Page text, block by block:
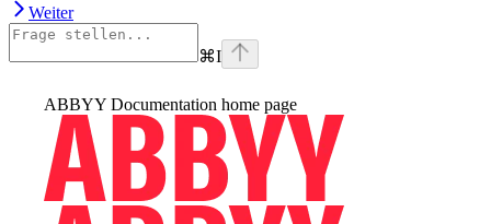
Weiter
⌘I
ABBYY Documentation home page